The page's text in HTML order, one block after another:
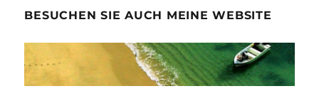
BESUCHEN SIE AUCH MEINE WEBSITE